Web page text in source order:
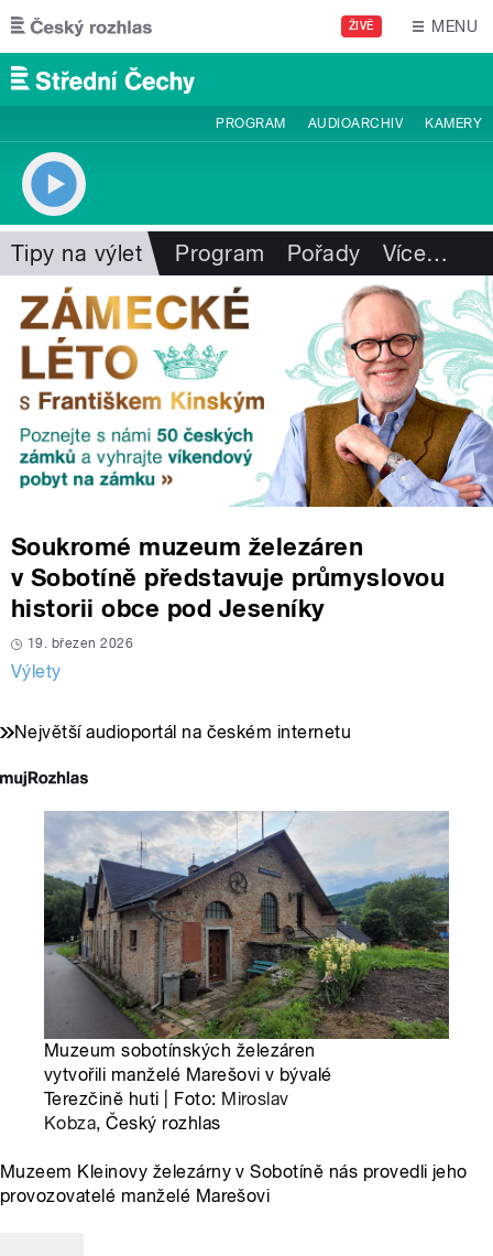
Přejít k hlavnímu obsahu
ŽIVĚ MENU
PROGRAM AUDIOARCHIV KAMERY
Tipy na výlet Program Pořady Více…
Soukromé muzeum železáren
v Sobotíně představuje průmyslovou
historii obce pod Jeseníky
19. březen 2026
Výlety
Největší audioportál na českém internetu
Muzeum sobotínských železáren
vytvořili manželé Marešovi v bývalé
Terezčině huti | Foto: Miroslav
Kobza, Český rozhlas
Muzeem Kleinovy železárny v Sobotíně nás provedli jeho
provozovatelé manželé Marešovi